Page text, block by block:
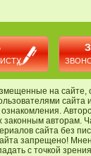
на сайте,
сайта
законным авторам.
сайта без
запрещено!
с точкой